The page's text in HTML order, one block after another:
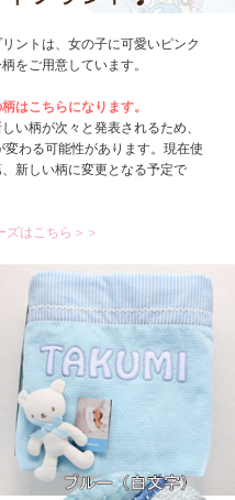
ントは、女の子に可愛いピンク
をご用意しています。
はこちらになります。
い柄が次々と発表されるため、
わる可能性があります。現在使
新しい柄に変更となる予定で
はこちら＞＞